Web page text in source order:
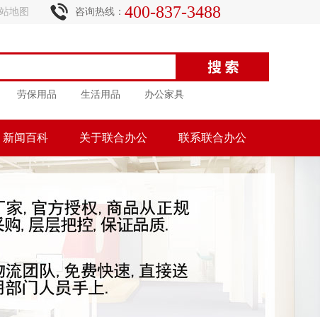
地图 咨询热线： 400-837-3488
劳保用品 生活用品 办公家具
新闻百科 关于联合办公 联系联合办公